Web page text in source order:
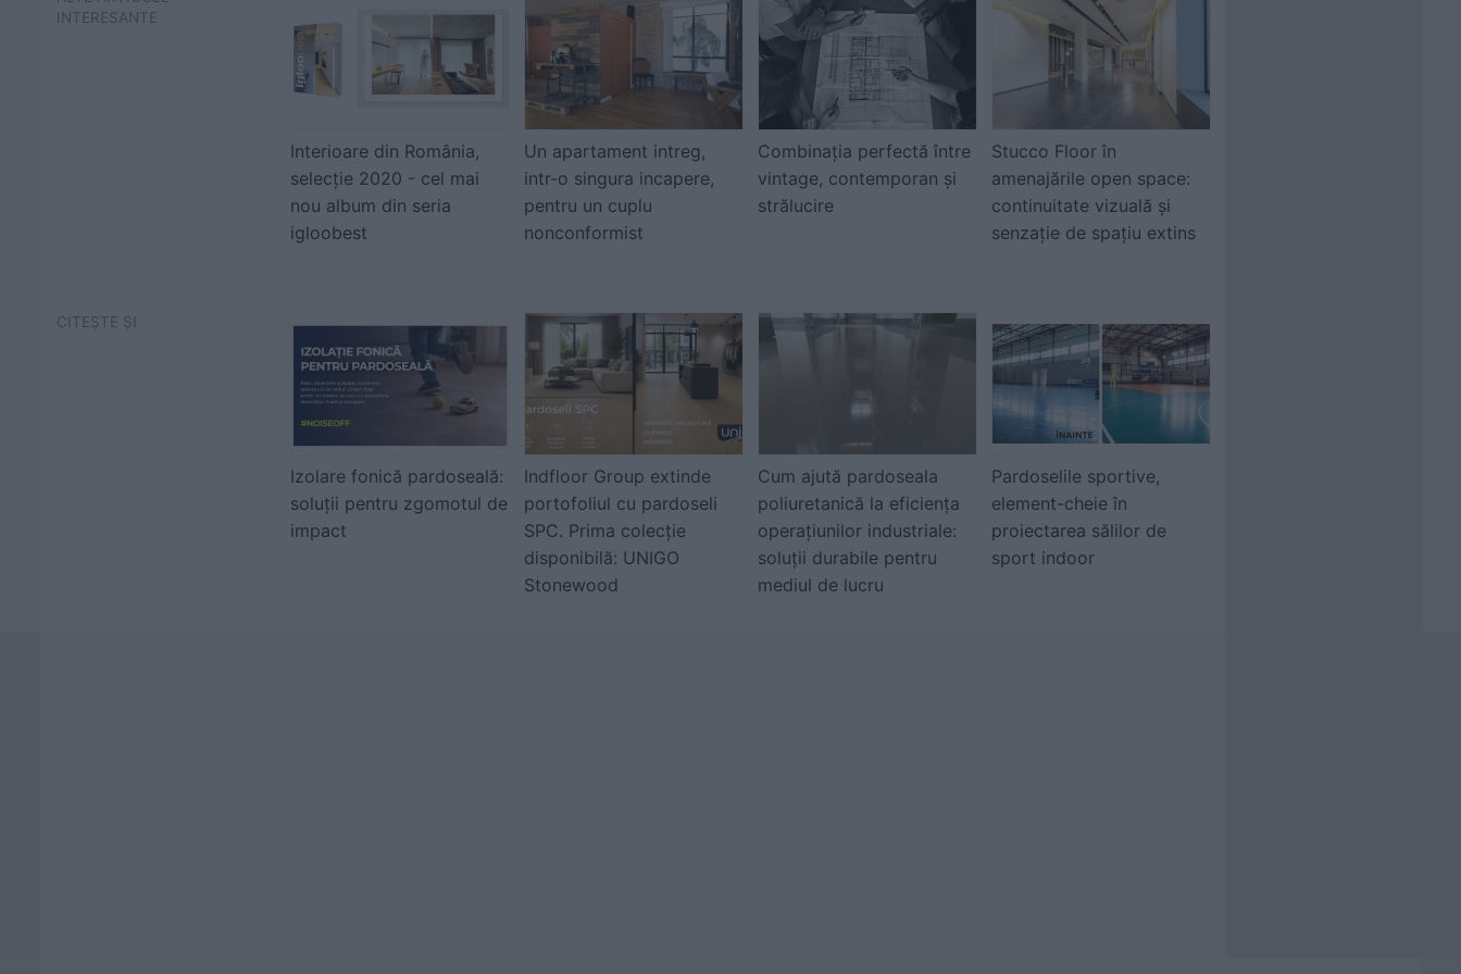
INTERESANTE
Interioare din România,
selecție 2020 - cel mai
nou album din seria
igloobest
Un apartament intreg,
intr-o singura incapere,
pentru un cuplu
nonconformist
Combinația perfectă între
vintage, contemporan și
strălucire
Stucco Floor în
amenajările open space:
continuitate vizuală și
senzație de spațiu extins
CITEȘTE ȘI
Izolare fonică pardoseală:
soluții pentru zgomotul de
impact
Indfloor Group extinde
portofoliul cu pardoseli
SPC. Prima colecție
disponibilă: UNIGO
Stonewood
Cum ajută pardoseala
poliuretanică la eficiența
operațiunilor industriale:
soluții durabile pentru
mediul de lucru
Pardoselile sportive,
element-cheie în
proiectarea sălilor de
sport indoor